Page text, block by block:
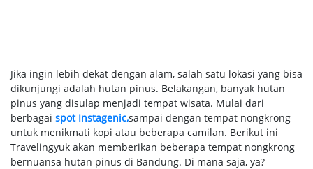
Jika ingin lebih dekat dengan alam, salah satu lokasi yang bisa
dikunjungi adalah hutan pinus. Belakangan, banyak hutan
pinus yang disulap menjadi tempat wisata. Mulai dari
berbagai spot Instagenic,sampai dengan tempat nongkrong
untuk menikmati kopi atau beberapa camilan. Berikut ini
Travelingyuk akan memberikan beberapa tempat nongkrong
bernuansa hutan pinus di Bandung. Di mana saja, ya?